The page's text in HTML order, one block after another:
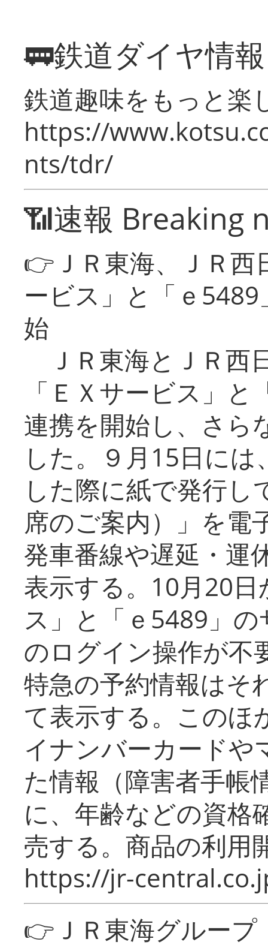
🚃鉄道ダイヤ情
鉄道趣味をもっと楽
https://
nts/tdr/
📶速報 Breaking
👉ＪＲ東海、ＪＲ
ービス」と「ｅ
始
ＪＲ東海とＪＲ西
「ＥＸサービス」
連携を開始し、さら
した。９月15日に
した際に紙で発行し
席のご案内）」を電
発車番線や遅延・運
表示する。10月20
ス」と「ｅ5489」
のログイン操作が不
特急の予約情報はそ
て表示する。このほ
イナンバーカードや
た情報（障害者手帳
に、年齢などの資格
売する。商品の利用
https://jr-
👉ＪＲ東海グルー